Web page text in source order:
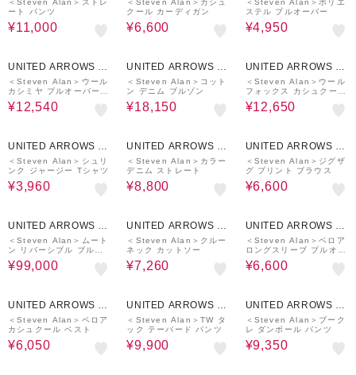
＜Steven Alan＞ストレ
ート パンツ
¥11,000
＜Steven Alan＞カシュ
クール カーディガン
¥6,600
＜Steven Alan＞ポリエ
ステル プルオーバー
¥4,950
UNITED ARROWS O
UTLET
＜Steven Alan＞ウール
カシミヤ プルオーバーニ
ット
¥12,540
UNITED ARROWS O
UTLET
＜Steven Alan＞コット
ン デニム ブルゾン
¥18,150
UNITED ARROWS O
UTLET
＜Steven Alan＞ウール
フォックス カシュクール
カーディガン
¥12,650
UNITED ARROWS O
UTLET
＜Steven Alan＞シュリ
ンク ジャージー Tシャツ
¥3,960
UNITED ARROWS O
UTLET
＜Steven Alan＞カラー
デニム ストレート
¥8,800
UNITED ARROWS O
UTLET
＜Steven Alan＞ジグザ
グ プリント ブラウス
¥6,600
UNITED ARROWS O
UTLET
＜Steven Alan＞ムート
ン リバーシブル ブルゾ
ン
¥99,000
UNITED ARROWS O
UTLET
＜Steven Alan＞クルー
ネック カットソー
¥7,260
UNITED ARROWS O
UTLET
＜Steven Alan＞ベロア
ロングスリーブ プルオー
バー
¥6,600
UNITED ARROWS O
UTLET
＜Steven Alan＞ベロア
カシュクール ベスト
¥6,050
UNITED ARROWS O
UTLET
＜Steven Alan＞TW タ
ック テーパード パンツ
¥9,900
UNITED ARROWS O
UTLET
＜Steven Alan＞ブーク
レ ダンボール パンツ
¥9,350